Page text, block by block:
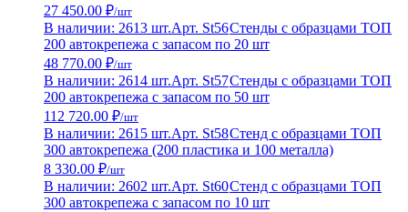
27 450.00 ₽/шт
В наличии: 2613 шт.Арт. St56Стенды с образцами ТОП
200 автокрепежа с запасом по 20 шт
48 770.00 ₽/шт
В наличии: 2614 шт.Арт. St57Стенды с образцами ТОП
200 автокрепежа с запасом по 50 шт
112 720.00 ₽/шт
В наличии: 2615 шт.Арт. St58Стенд с образцами ТОП
300 автокрепежа (200 пластика и 100 металла)
8 330.00 ₽/шт
В наличии: 2602 шт.Арт. St60Стенд с образцами ТОП
300 автокрепежа с запасом по 10 шт